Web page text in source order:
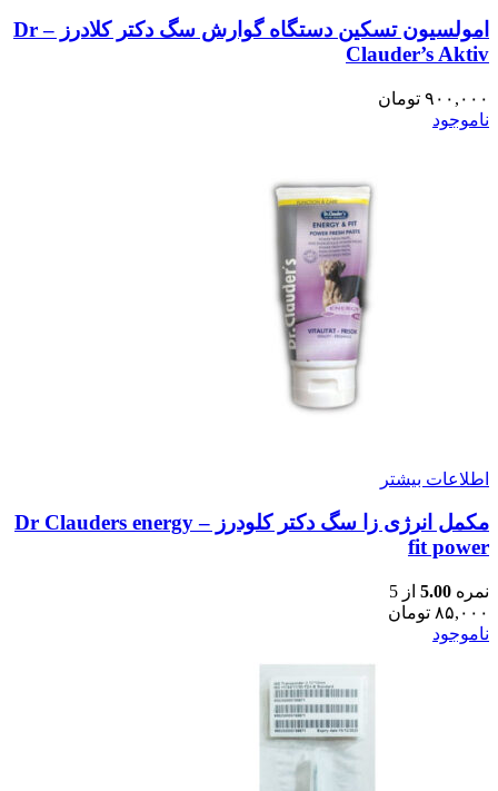
امولسیون تسکین دستگاه گوارش سگ دکتر کلادرز – Dr
Clauder’s Aktiv
۹۰۰,۰۰۰ تومان
ناموجود
اطلاعات بیشتر
مکمل انرژی زا سگ دکتر کلودرز – Dr Clauders energy
fit power
نمره 5.00 از 5
۸۵,۰۰۰ تومان
ناموجود